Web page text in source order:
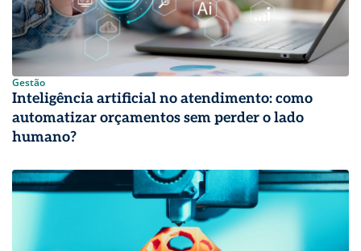
Gestão
Inteligência artificial no atendimento: como
automatizar orçamentos sem perder o lado
humano?